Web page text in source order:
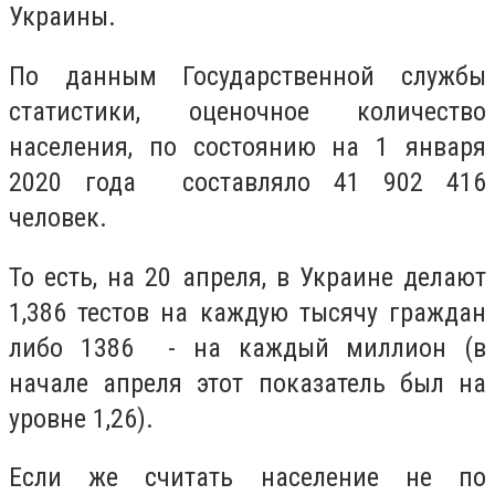
Украины.
По данным Государственной службы
статистики, оценочное количество
населения, по состоянию на 1 января
2020 года составляло 41 902 416
человек.
То есть, на 20 апреля, в Украине делают
1,386 тестов на каждую тысячу граждан
либо 1386 - на каждый миллион (в
начале апреля этот показатель был на
уровне 1,26).
Если же считать население не по